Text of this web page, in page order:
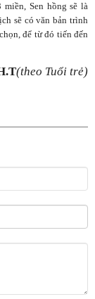
Sen hồng sẽ là
sẽ có văn bản trình
để từ đó tiến đến
(theo Tuổi trẻ)